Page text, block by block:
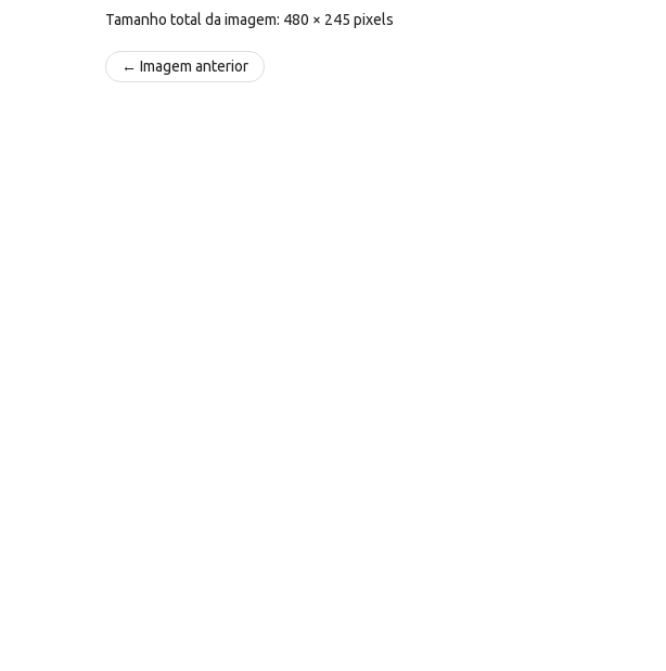
Tamanho total da imagem: 480 × 245 pixels
← Imagem anterior